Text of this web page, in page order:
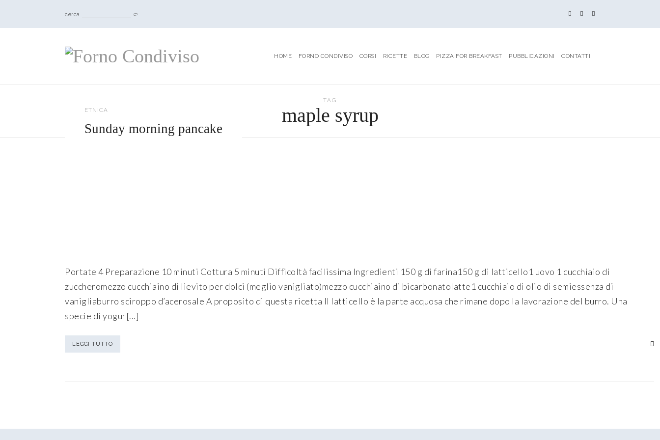
cerca
HOME FORNO CONDIVISO CORSI RICETTE BLOG PIZZA FOR BREAKFAST PUBBLICAZIONI CONTATTI
TAG
maple syrup
ETNICA
Sunday morning pancake
Portate 4 Preparazione 10 minuti Cottura 5 minuti Difficoltà facilissima Ingredienti 150 g di farina150 g di latticello1 uovo 1 cucchiaio di
zuccheromezzo cucchiaino di lievito per dolci (meglio vanigliato)mezzo cucchiaino di bicarbonatolatte1 cucchiaio di olio di semiessenza di
vanigliaburro sciroppo d’acerosale A proposito di questa ricetta Il latticello è la parte acquosa che rimane dopo la lavorazione del burro. Una
specie di yogur[...]
LEGGI TUTTO